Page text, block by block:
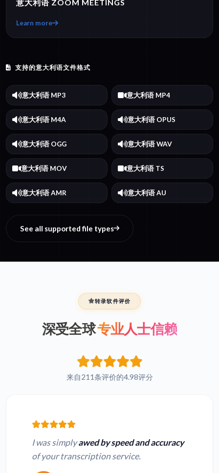
意大利语 ZOOM MEETINGS
Learn more
支持的意大利语文件格式
意大利语 MP3 意大利语 MP4
意大利语 M4A 意大利语 OPUS
意大利语 OGG 意大利语 WAV
意大利语 MOV 意大利语 TS
意大利语 AMR 意大利语 AU
See all supported file types
转录软件评价
深受全球专业人士信赖
来自211条评价的4.98评分
I was simplyawed by speed and accuracy
of your transcription service.